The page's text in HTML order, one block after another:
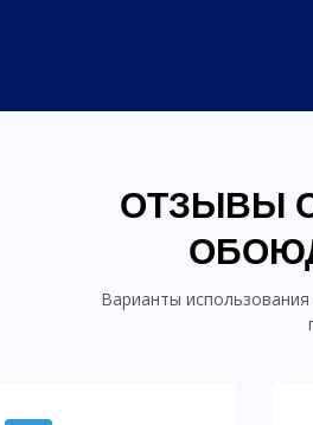
ОТЗЫВЫ О
Варианты